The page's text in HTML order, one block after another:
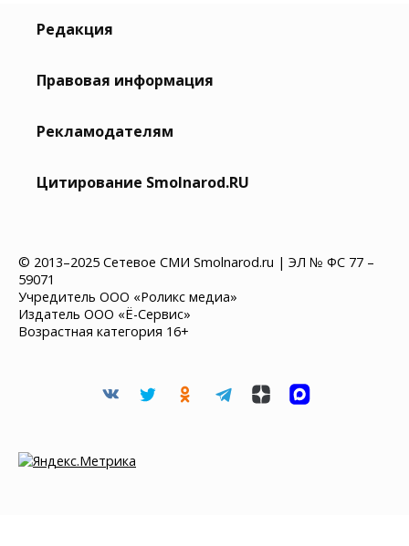
Редакция
Правовая информация
Рекламодателям
Цитирование Smolnarod.RU
© 2013–2025 Сетевое СМИ Smolnarod.ru | ЭЛ № ФС 77 –
59071
Учредитель ООО «Роликс медиа»
Издатель ООО «Ё-Сервис»
Возрастная категория 16+